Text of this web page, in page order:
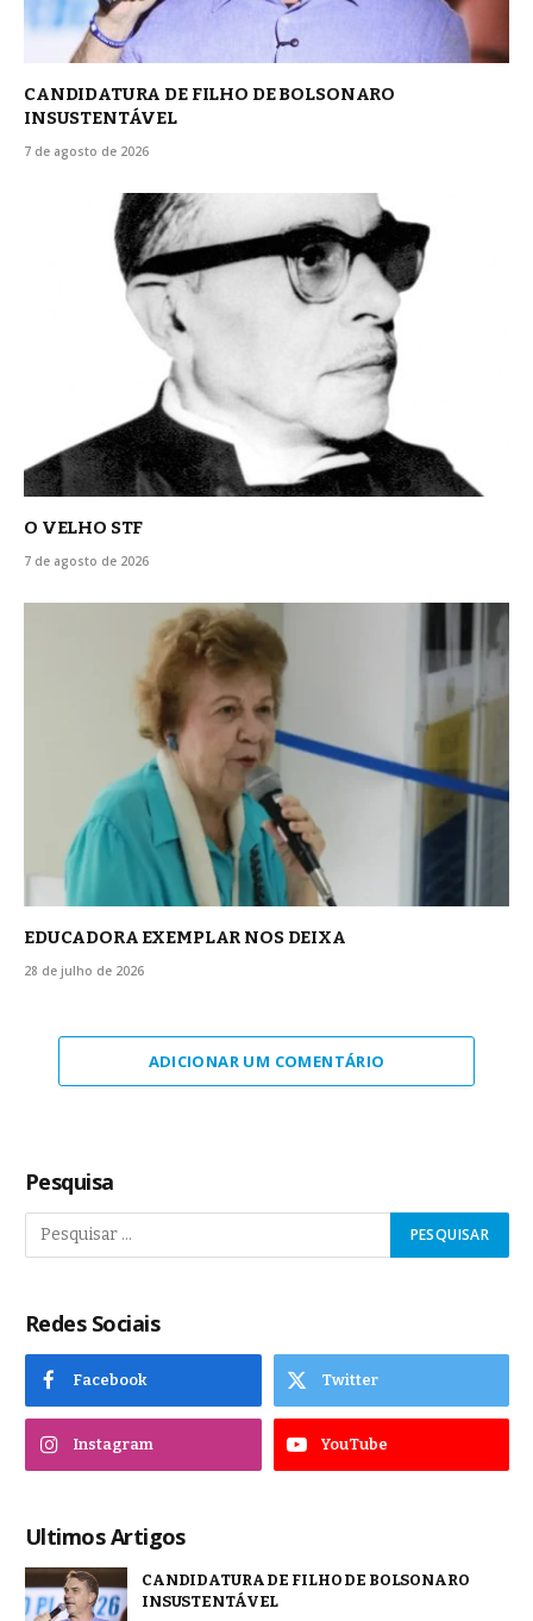
CANDIDATURA DE FILHO DE BOLSONARO
INSUSTENTÁVEL
7 de agosto de 2026
O VELHO STF
7 de agosto de 2026
EDUCADORA EXEMPLAR NOS DEIXA
28 de julho de 2026
ADICIONAR UM COMENTÁRIO
Pesquisa
Redes Sociais
Facebook Twitter
Instagram YouTube
Ultimos Artigos
CANDIDATURA DE FILHO DE BOLSONARO
INSUSTENTÁVEL